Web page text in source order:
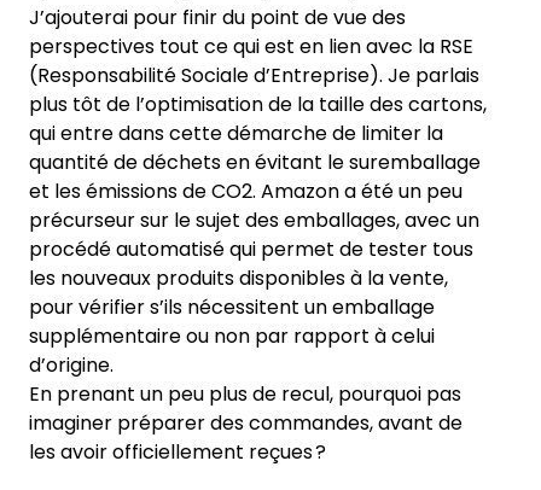
J’ajouterai pour finir du point de vue des
perspectives tout ce qui est en lien avec la RSE
(Responsabilité Sociale d’Entreprise). Je parlais
plus tôt de l’optimisation de la taille des cartons,
qui entre dans cette démarche de limiter la
quantité de déchets en évitant le suremballage
et les émissions de CO2. Amazon a été un peu
précurseur sur le sujet des emballages, avec un
procédé automatisé qui permet de tester tous
les nouveaux produits disponibles à la vente,
pour vérifier s’ils nécessitent un emballage
supplémentaire ou non par rapport à celui
d’origine.
En prenant un peu plus de recul, pourquoi pas
imaginer préparer des commandes, avant de
les avoir officiellement reçues ?